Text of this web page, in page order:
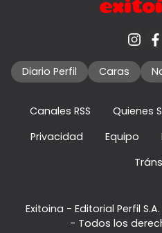
Diario Perfil Caras
Canales RSS Quienes
Privacidad
Equipo
Exitoina - Editorial Perfil S.A.
- Todos los